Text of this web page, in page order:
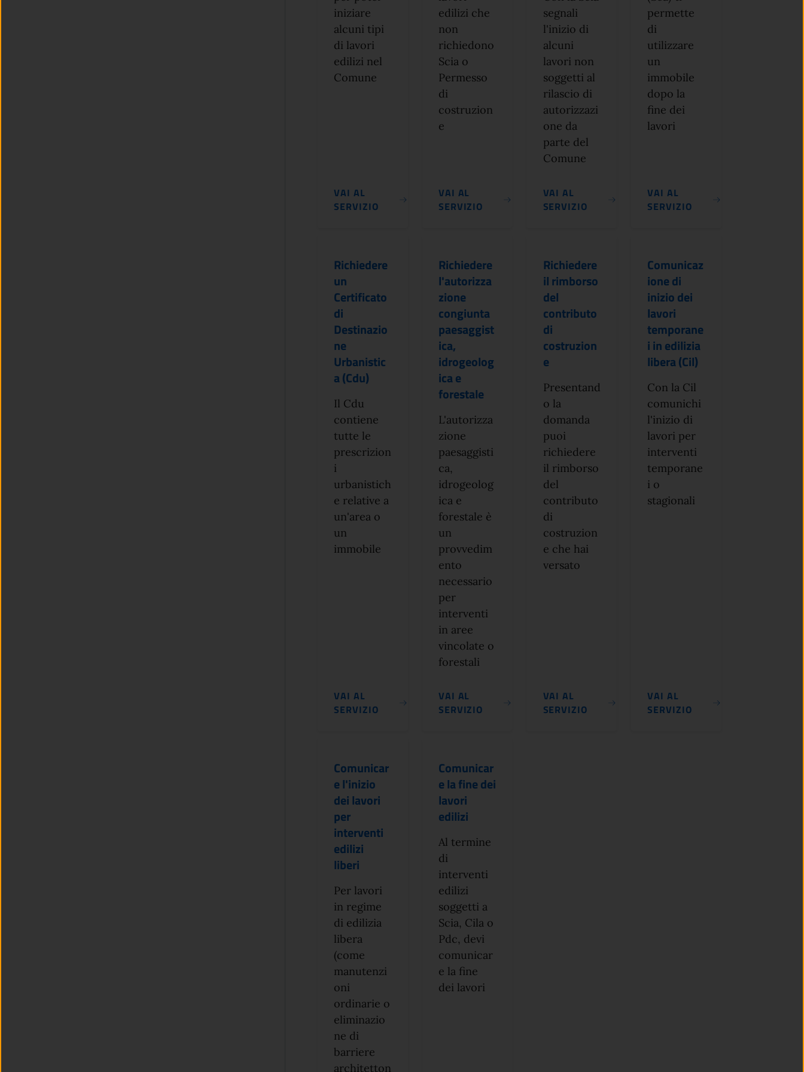
iniziare
alcuni tipi
di lavori
edilizi nel
Comune
VAI AL
SERVIZIO
edilizi che
non
richiedono
Scia o
Permesso
di
costruzion
e
VAI AL
SERVIZIO
segnali
l'inizio di
alcuni
lavori non
soggetti al
rilascio di
autorizzazi
one da
parte del
Comune
VAI AL
SERVIZIO
permette
di
utilizzare
un
immobile
dopo la
fine dei
lavori
VAI AL
SERVIZIO
Richiedere
un
Certificato
di
Destinazio
ne
Urbanistic
a (Cdu)
Il Cdu
contiene
tutte le
prescrizion
i
urbanistich
e relative a
un'area o
un
immobile
VAI AL
SERVIZIO
Richiedere
l'autorizza
zione
congiunta
paesaggist
ica,
idrogeolog
ica e
forestale
L'autorizza
zione
paesaggisti
ca,
idrogeolog
ica e
forestale è
un
provvedim
ento
necessario
per
interventi
in aree
vincolate o
forestali
VAI AL
SERVIZIO
Richiedere
il rimborso
del
contributo
di
costruzion
e
Presentand
o la
domanda
puoi
richiedere
il rimborso
del
contributo
di
costruzion
e che hai
versato
VAI AL
SERVIZIO
Comunicaz
ione di
inizio dei
lavori
temporane
i in edilizia
libera (Cil)
Con la Cil
comunichi
l'inizio di
lavori per
interventi
temporane
i o
stagionali
VAI AL
SERVIZIO
Comunicar
e l'inizio
dei lavori
per
interventi
edilizi
liberi
Per lavori
in regime
di edilizia
libera
(come
manutenzi
oni
ordinarie o
eliminazio
ne di
barriere
architetton
Comunicar
e la fine dei
lavori
edilizi
Al termine
di
interventi
edilizi
soggetti a
Scia, Cila o
Pdc, devi
comunicar
e la fine
dei lavori